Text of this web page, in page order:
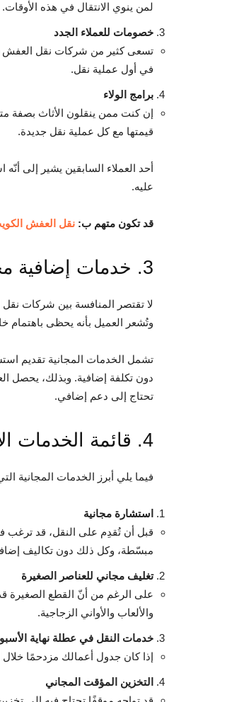
لمن ينوي الانتقال في هذه الأوقات.
خصومات للعملاء الجدد
تسعى كثير من شركات نقل العفش
في أول عملية نقل.
برامج الولاء
إن كنت ممن ينقلون الأثاث بصفة
قيمتها مع كل عملية نقل جديدة.
أحد العملاء السابقين يشير إلى
عليه.
قد تكون متهم ب: نقل العفش
3. خدمات إضافية مجانية: قيمة مضافة لمزيد من الراحة
لا تقتصر المنافسة بين شركات
وتُشعر العميل بأنه يحظى باهتمام
تشمل الخدمات المجانية تقديم
دون تكلفة إضافية. وبذلك، يحصل
تحتاج إلى دعم إضافي.
4. قائمة الخدمات الإضافية المجانية بالتفصيل
فيما يلي أبرز الخدمات المجانية
استشارة مجانية
قبل أن تُقدِم على النقل، قد ترغب
مبسّطة، وكل ذلك دون تكاليف
تغليف مجاني للعناصر الصغيرة
على الرغم من أنّ القطع الصغيرة
والألعاب والأواني الزجاجية.
خدمات النقل في عطلة نهاية
إذا كان جدول أعمالك مزدحمًا
التخزين المؤقت المجاني